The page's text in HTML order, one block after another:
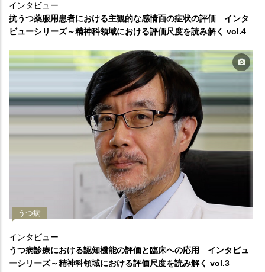
インタビュー
抗うつ薬服用患者における主観的な感情面の症状の評価 インタ
ビューシリーズ～精神科領域における評価尺度を読み解く vol.4
うつ病
インタビュー
うつ病診療における認知機能の評価と臨床への応用 インタビュ
ーシリーズ～精神科領域における評価尺度を読み解く vol.3